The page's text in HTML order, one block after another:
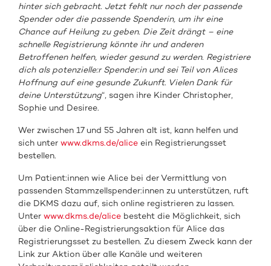
hinter sich gebracht. Jetzt fehlt nur noch der passende
Spender oder die passende Spenderin, um ihr eine
Chance auf Heilung zu geben. Die Zeit drängt – eine
schnelle Registrierung könnte ihr und anderen
Betroffenen helfen, wieder gesund zu werden. Registriere
dich als potenzielle:r Spender:in und sei Teil von Alices
Hoffnung auf eine gesunde Zukunft. Vielen Dank für
deine Unterstützung“, sagen ihre Kinder Christopher,
Sophie und Desiree.
Wer zwischen 17 und 55 Jahren alt ist, kann helfen und
sich unterwww.dkms.de/alice ein Registrierungsset
bestellen.
Um Patient:innen wie Alice bei der Vermittlung von
passenden Stammzellspender:innen zu unterstützen, ruft
die DKMS dazu auf, sich online registrieren zu lassen.
Unterwww.dkms.de/alice besteht die Möglichkeit, sich
über die Online-Registrierungsaktion für Alice das
Registrierungsset zu bestellen. Zu diesem Zweck kann der
Link zur Aktion über alle Kanäle und weiteren